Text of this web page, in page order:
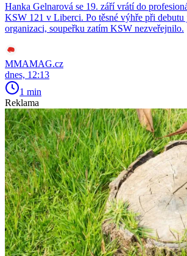
Hanka Gelnarová se 19. září vrátí do
KSW 121 v Liberci. Po těsné výhře při debutu
organizaci, soupeřku zatím KSW nezveřejnilo.
MMAMAG.cz
dnes, 12:13
1 min
Reklama